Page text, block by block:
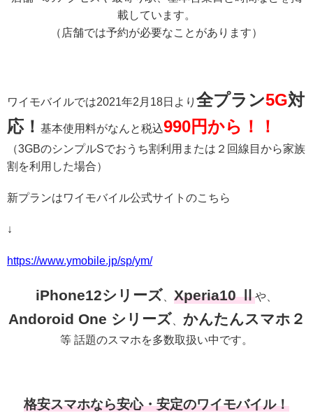
載しています。
（店舗では予約が必要なことがあります）
ワイモバイルでは2021年2月18日より 全プラン5G対
応！ 基本使用料がなんと税込990円から！！
（3GBのシンプルSでおうち割利用または２回線目から家族
割を利用した場合）
新プランはワイモバイル公式サイトのこちら
↓
https://www.ymobile.jp/sp/ym/
iPhone12シリーズ、 Xperia10 Ⅱや、
Andoroid One シリーズ、 かんたんスマホ２
等 話題のスマホを多数取扱い中です。
格安スマホなら安心・安定のワイモバイル！